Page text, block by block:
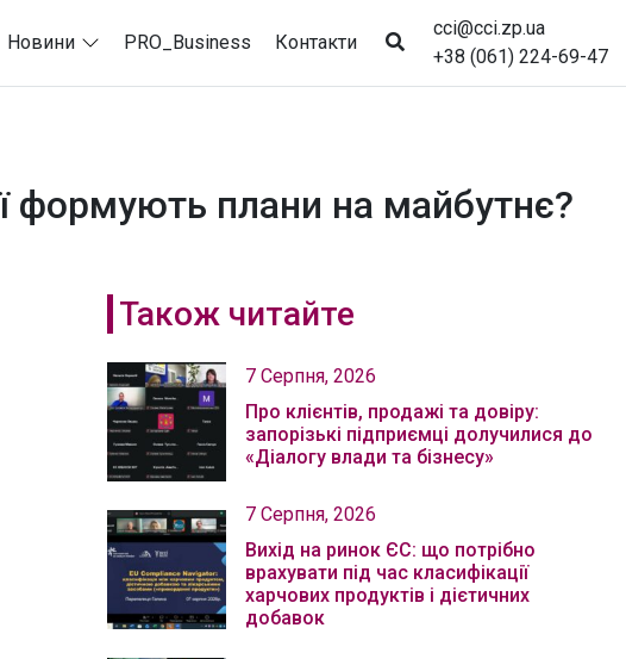
Новини PRO_Business Контакти
cci@cci.zp.ua
+38 (061) 224-69-47
формують плани на майбутнє?
Також читайте
7 Серпня, 2026
Про клієнтів, продажі та довіру:
запорізькі підприємці долучилися до
«Діалогу влади та бізнесу»
7 Серпня, 2026
Вихід на ринок ЄС: що потрібно
врахувати під час класифікації
харчових продуктів і дієтичних
добавок